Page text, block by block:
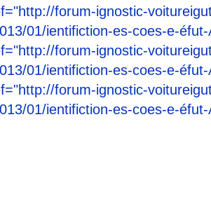
forum-ignostic-
01/ientifiction-es-coes-e-
forum-ignostic-
01/ientifiction-es-coes-e-
forum-ignostic-
01/ientifiction-es-coes-e-